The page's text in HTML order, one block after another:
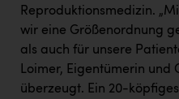
Reproduktionsmedizin.
wir eine Größenordnung
als auch für unsere
Loimer, Eigentümerin und
überzeugt. Ein 20-